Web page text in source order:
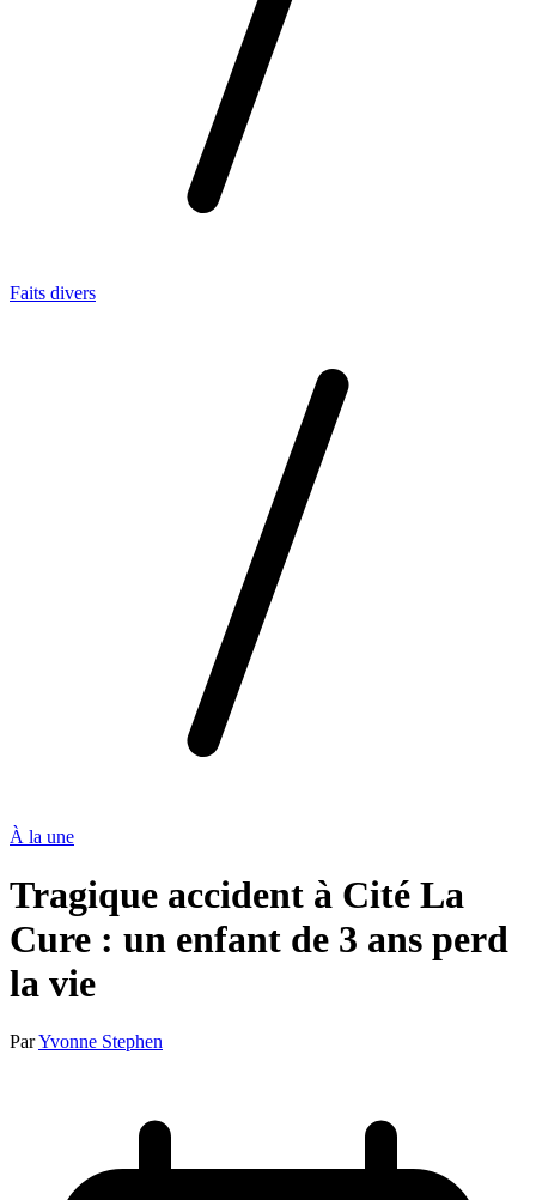
Faits divers
À la une
Tragique accident à Cité La
Cure : un enfant de 3 ans perd
la vie
ParYvonne Stephen